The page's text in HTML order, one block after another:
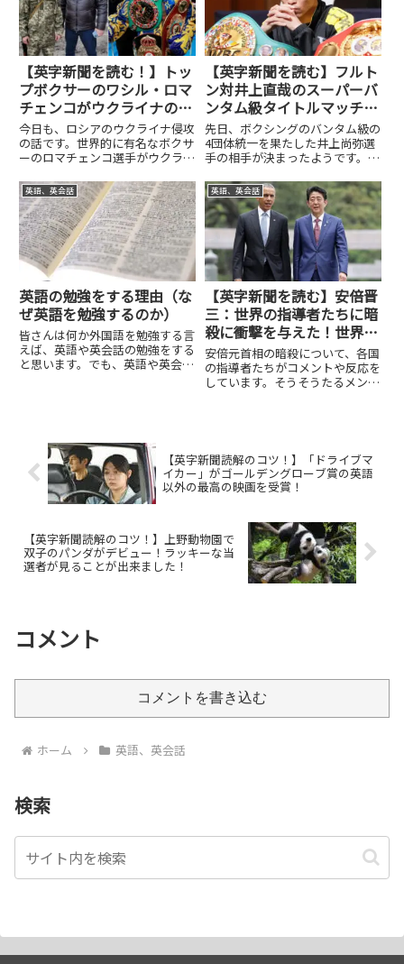
れども、ハンクスは断ったようで
す...
そうです。ただでさえ、精神的
に...
【英字新聞を読む！】トッ
プボクサーのワシル・ロマ
チェンコがウクライナの郷
土防衛大隊に参加！
今日も、ロシアのウクライナ侵攻
の話です。世界的に有名なボクサ
ーのロマチェンコ選手がウクライ
ンピオンでパウンドフォーパウン
ドにも常に名を連ねている名ボク
サーです。リングでは圧倒的な感
じの彼も、軍服を着ている姿は
ち...
【英字新聞を読む】フルト
ン対井上直哉のスーパーバ
ンタム級タイトルマッチは
春の終わりに日本で開催！
先日、ボクシングのバンタム級の
4団体統一を果たした井上尚弥選
手の相手が決まったようです。相
タム級の統一王者のステファン・
フルトン選手。願ってもない相手
だと思います。でも、階級を上げ
て、いきなり統一王者との対...
英語、英会話
英語の勉強をする理由（な
ぜ英語を勉強するのか）
皆さんは何か外国語を勉強する言
えば、英語や英会話の勉強をする
と思います。でも、英語や英会話
英語、英会話
【英字新聞を読む】安倍晋
三：世界の指導者たちに暗
殺に衝撃を与えた！世界で
どう伝えられたか？
安倍元首相の暗殺について、各国
の指導者たちがコメントや反応を
しています。そうそうたるメンバ
元首相の功績に対して賛辞を送
っ...
【英字新聞読解のコツ！】「ドライブマ
イカー」がゴールデングローブ賞の英語
以外の最高の映画を受賞！
【英字新聞読解のコツ！】上野動物園で
双子のパンダがデビュー！ラッキーな当
選者が見ることが出来ました！
コメント
コメントを書き込む
ホーム 英語、英会話
検索